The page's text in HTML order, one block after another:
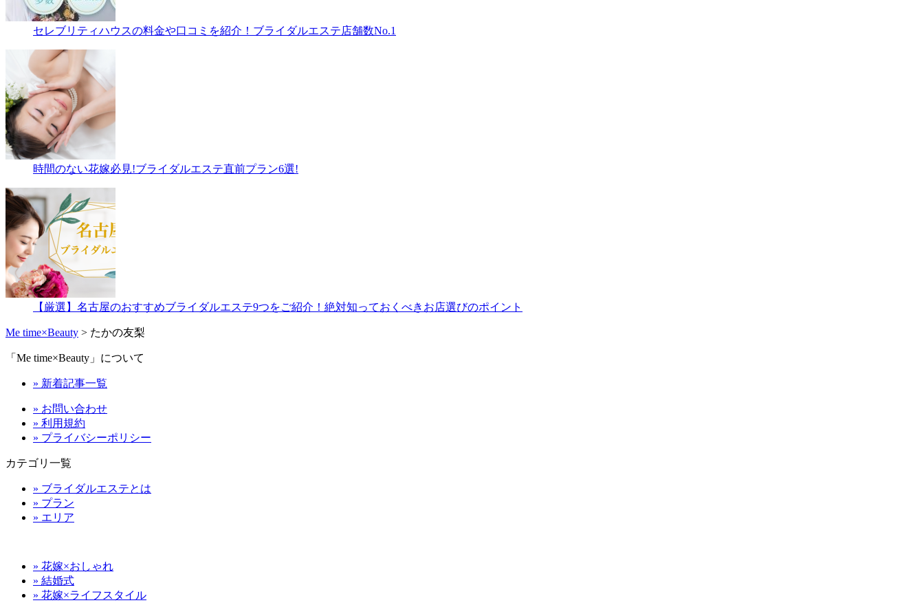
セレブリティハウスの料金や口コミを紹介！ブライダルエステ店舗数No.1
時間のない花嫁必見!ブライダルエステ直前プラン6選!
【厳選】名古屋のおすすめブライダルエステ9つをご紹介！絶対知っておくべきお店選びのポイント
Me time×Beauty > たかの友梨
「Me time×Beauty」について
» 新着記事一覧
» お問い合わせ
» 利用規約
» プライバシーポリシー
カテゴリ一覧
» ブライダルエステとは
» プラン
» エリア
» 花嫁×おしゃれ
» 結婚式
» 花嫁×ライフスタイル